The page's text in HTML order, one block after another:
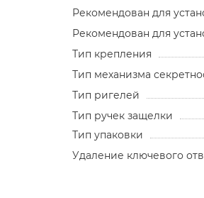
Рекомендован для
Рекомендован для
Тип крепления
Тип механизма
Тип ригелей
Тип ручек защелки
Тип упаковки
Удаление ключевого